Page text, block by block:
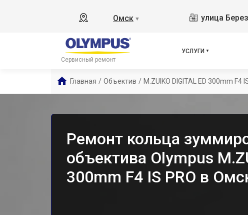
Омск ▼ улица
Сервисный ремонт
УСЛУГИ
Главная / Объектив / M.ZUIKO DIGITAL ED 300mm F4
Ремонт кольца
объектива Olympus
300mm F4 IS PRO в